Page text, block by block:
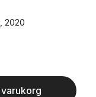
2020
antal röster: